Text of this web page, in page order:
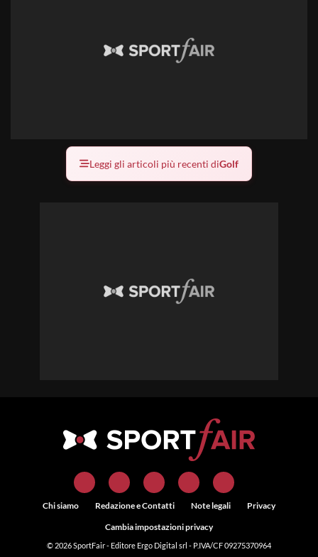
Leggi gli articoli più recenti diGolf
Chi siamo Redazione e Contatti Note legali
Privacy
Cambia impostazioni privacy
© 2026SportFair- Editore Ergo Digital srl - P.IVA/CF 09275370964